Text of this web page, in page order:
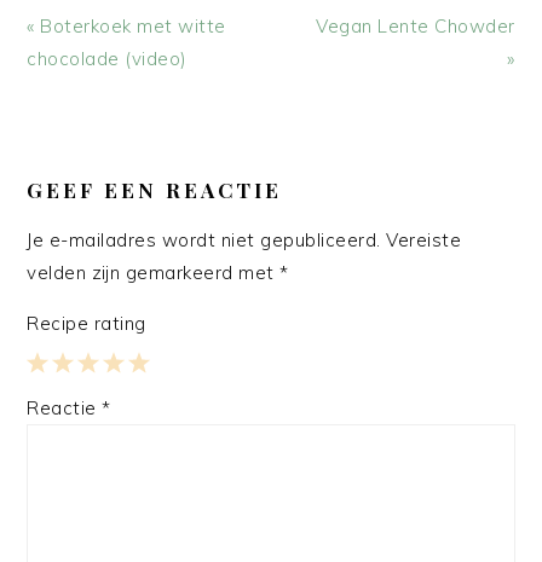
Vorig
bericht:
« Boterkoek met witte
chocolade (video)
Volgend
Vegan Lente Chowder
»
INTERACTIES
GEEF EEN REACTIE
Je e-mailadres wordt niet gepubliceerd. Vereiste
velden zijn gemarkeerd met*
Recipe rating
4
3
2
1
Reactie*